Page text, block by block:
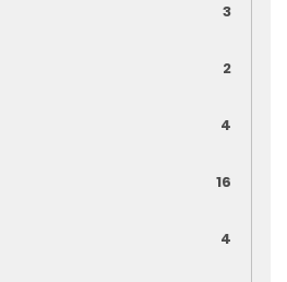
3
2
4
16
4